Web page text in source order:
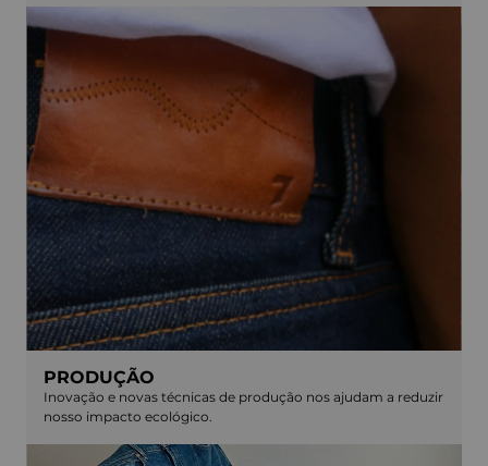
PRODUÇÃO
Inovação e novas técnicas de produção nos ajudam a reduzir
nosso impacto ecológico.